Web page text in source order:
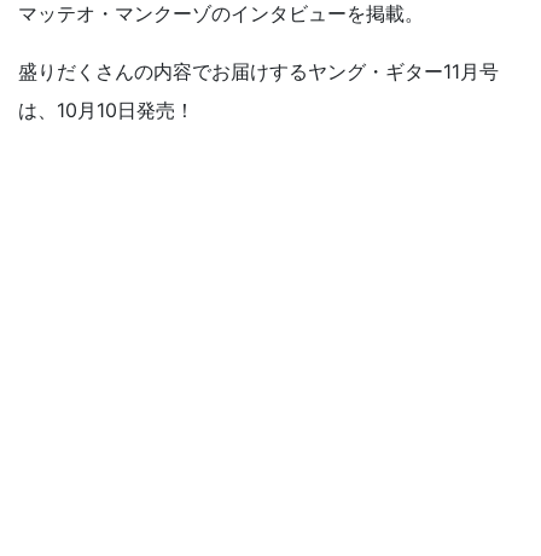
マッテオ・マンクーゾのインタビューを掲載。
盛りだくさんの内容でお届けするヤング・ギター11月号
は、10月10日発売！